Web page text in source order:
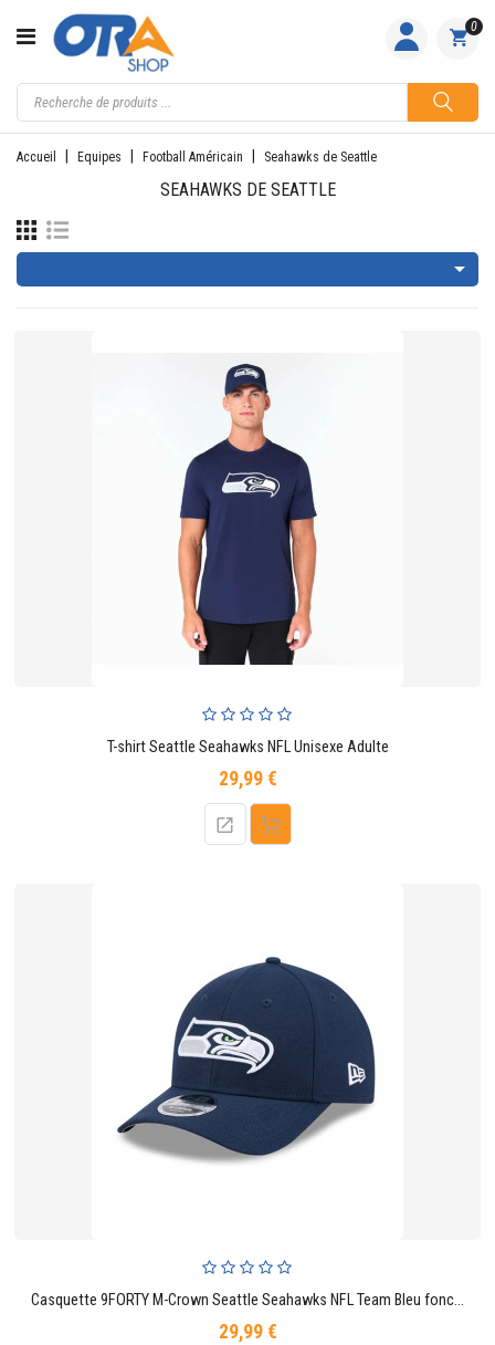
CATÉGORIE
ACCUEIL
ACTIVITÉS
HOMME
0
Accueil Equipes Football Américain Seahawks de Seattle
SEAHAWKS DE SEATTLE

T-shirt Seattle Seahawks NFL Unisexe Adulte
29,99 €Prix
Casquette 9FORTY M-Crown Seattle Seahawks NFL Team Bleu foncé Adulte Unisexe
29,99 €Prix